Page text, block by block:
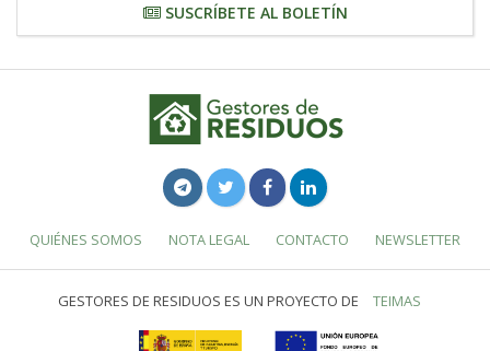
SUSCRÍBETE AL BOLETÍN
QUIÉNES SOMOS NOTA LEGAL CONTACTO NEWSLETTER
GESTORES DE RESIDUOS ES UN PROYECTO DE TEIMAS